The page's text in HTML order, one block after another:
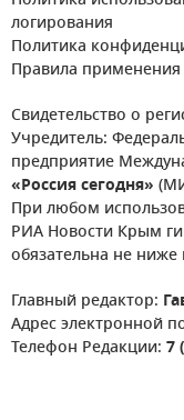
логирования
Политика
Правила
Свидетельство о
Учредитель:
предприятие
«Россия сегодня»
При любом
РИА Новости Крым
обязательна не ниже
Главный редактор:
Адрес электронной
Телефон Редакции: 7